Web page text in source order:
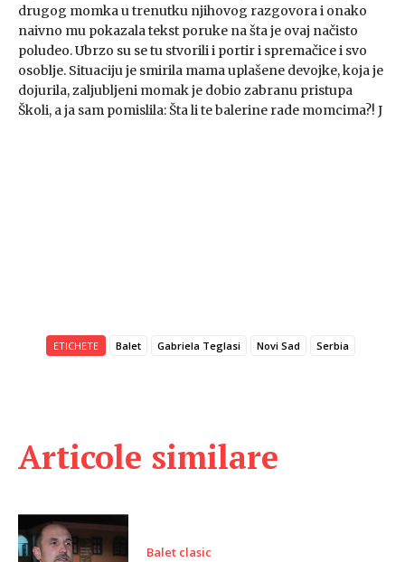
Articole similare
Balet clasic
drugog momka u trenutku njihovog razgovora i onako
naivno mu pokazala tekst poruke na šta je ovaj načisto
poludeo. Ubrzo su se tu stvorili i portir i spremačice i svo
osoblje. Situaciju je smirila mama uplašene devojke, koja je
dojurila, zaljubljeni momak je dobio zabranu pristupa
Školi, a ja sam pomislila: Šta li te balerine rade momcima?! J
ETICHETE Balet Gabriela Teglasi Novi Sad Serbia